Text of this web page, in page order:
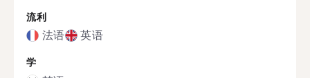
流利
法语 英语
学